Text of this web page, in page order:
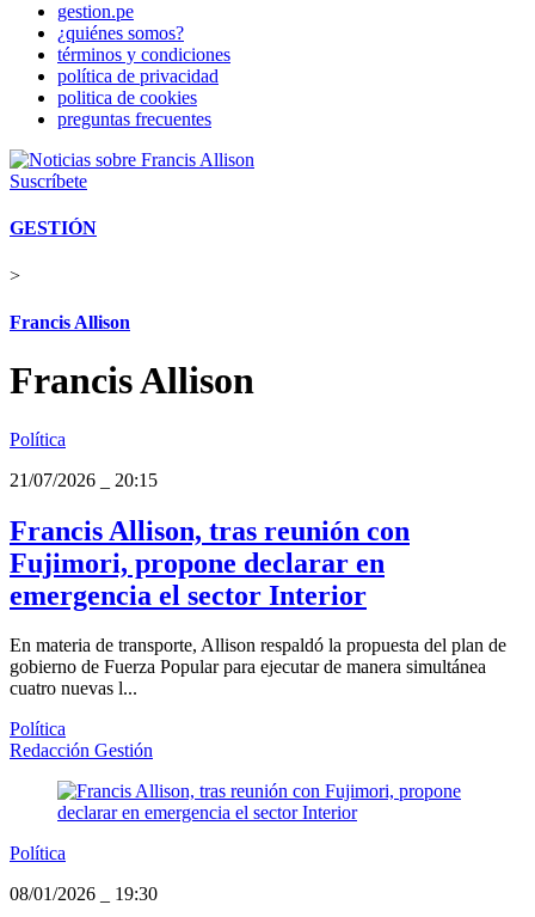
gestion.pe
¿quiénes somos?
términos y condiciones
política de privacidad
politica de cookies
preguntas frecuentes
Suscríbete
GESTIÓN
>
Francis Allison
Francis Allison
Política
21/07/2026
20:15
Francis Allison, tras reunión con
Fujimori, propone declarar en
emergencia el sector Interior
En materia de transporte, Allison respaldó la propuesta del plan de
gobierno de Fuerza Popular para ejecutar de manera simultánea
cuatro nuevas l...
Política
Redacción Gestión
Política
08/01/2026
19:30